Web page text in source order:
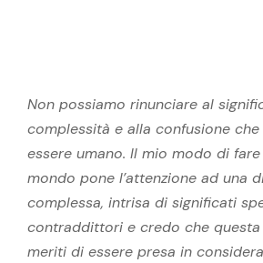
Non possiamo rinunciare al
complessità e alla confusione
essere umano. Il mio modo di
mondo pone l’attenzione ad una
complessa, intrisa di significati
contraddittori e credo che
meriti di essere presa in